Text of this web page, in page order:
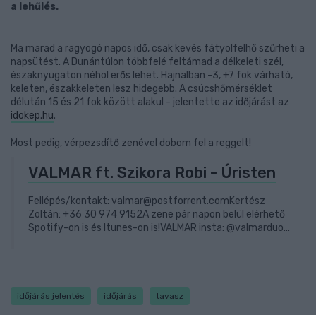
a lehűlés.
Ma marad a ragyogó napos idő, csak kevés fátyolfelhő szűrheti a
napsütést. A Dunántúlon többfelé feltámad a délkeleti szél,
északnyugaton néhol erős lehet. Hajnalban -3, +7 fok várható,
keleten, északkeleten lesz hidegebb. A csúcshőmérséklet
délután 15 és 21 fok között alakul - jelentette az időjárást az
idokep.hu.
Most pedig, vérpezsdítő zenével dobom fel a reggelt!
VALMAR ft. Szikora Robi - Úristen
Fellépés/kontakt: valmar@postforrent.comKertész
Zoltán: +36 30 974 9152A zene pár napon belül elérhető
Spotify-on is és Itunes-on is!VALMAR insta: @valmarduo...
időjárás jelentés időjárás tavasz